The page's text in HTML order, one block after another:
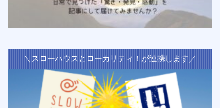
＼スローハウスとローカリティ！が連携します／